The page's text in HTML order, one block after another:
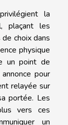
la
plaçant les
choix dans
physique
un point de
pour
relayée sur
portée. Les
vers ces
un